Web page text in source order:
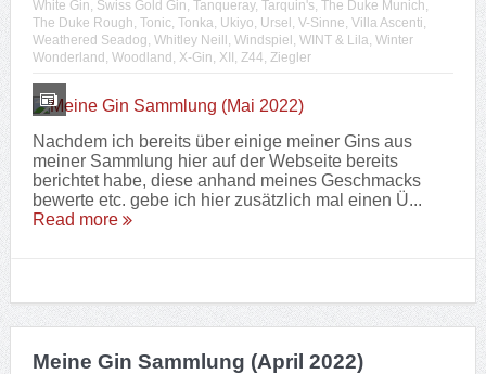
White Gin, Swiss Gold Gin, Tanqueray, Tarquin's, The Duke Munich,
The Duke Rough, Tonic, Tonka, Ukiyo, Ursel , V-Sinne, Villa Ascenti,
Weathered Seadog, Whitley Neill , Windspiel , WINT & Lila, Winter
Wonderland , Woodland , X-Gin, XII , Z44, Ziegler
Nachdem ich bereits über einige meiner Gins aus
meiner Sammlung hier auf der Webseite bereits
berichtet habe, diese anhand meines Geschmacks
bewerte etc. gebe ich hier zusätzlich mal einen Ü...
Read more
Meine Gin Sammlung (April 2022)